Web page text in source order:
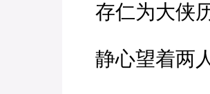
存仁为大侠
静心望着两